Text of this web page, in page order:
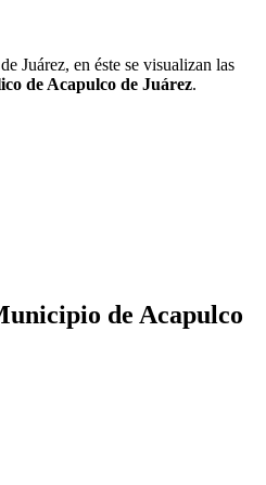
Juárez, en éste se visualizan las
de Acapulco de Juárez.
de Acapulco